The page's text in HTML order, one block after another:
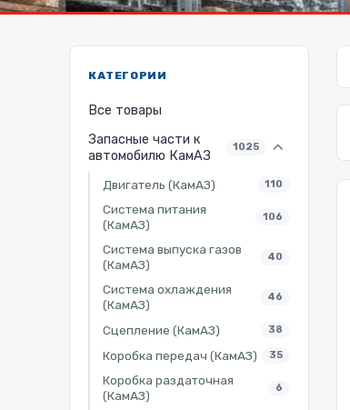
КАТЕГОРИИ
Все товары
Запасные части к
автомобилю КамАЗ
1025
Двигатель (КамАЗ) 110
Система питания
(КамАЗ)
106
Система выпуска газов
(КамАЗ)
40
Система охлаждения
(КамАЗ)
46
Сцепление (КамАЗ) 38
Коробка передач (КамАЗ) 35
Коробка раздаточная
(КамАЗ)
6